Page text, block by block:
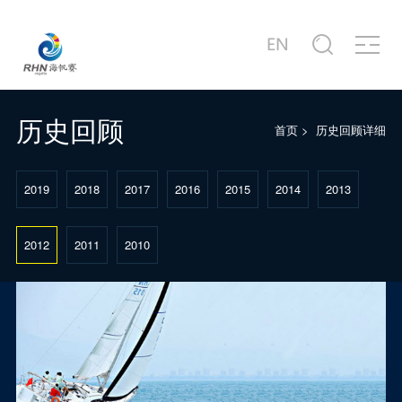
关于赛事
赛事公告
赛事概况
商务合作
合作商家介绍
合作概况
新闻中心
赛事新闻
行业动态
赛事图片
赛事精选
主题活动
赛事视频
赛事专题片
赛事宣传片
服务中心
城市介绍
港口介绍
站点信息
公司简介
发展历程
历史回顾 首页 > 历史回顾详细
2019 2018 2017 2016 2015 2014 2013
2012 2011 2010